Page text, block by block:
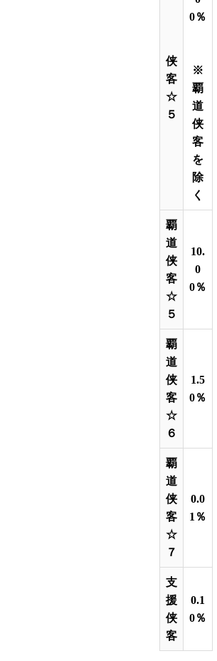
侠
客
☆
５
0％
※
覇
道
侠
客
を
除
く
覇
道
侠
客
☆
５
10.
0
0％
覇
道
侠
客
☆
６
1.5
0％
覇
道
侠
客
☆
７
0.0
1％
支
援
侠
客
0.1
0％